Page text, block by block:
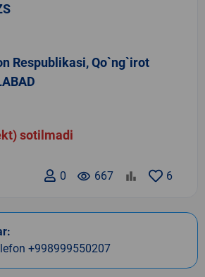
Respublikasi, Qo`ng`irot
sotilmadi
6
remove_red_eye 667
0
+998999550207